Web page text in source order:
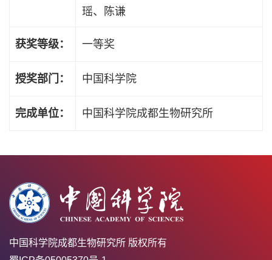
瑶、陈谦
获奖等级： 一等奖
授奖部门： 中国科学院
完成单位： 中国科学院成都生物研究所
中国科学院成都生物研究所 版权所有